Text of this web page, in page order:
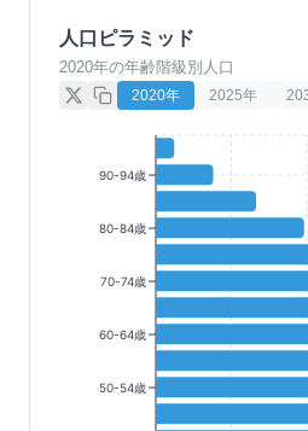
人口ピラミッド
2020年の年齢階級別人口
2020年 2025年
90-94歳
80-84歳
70-74歳
60-64歳
50-54歳